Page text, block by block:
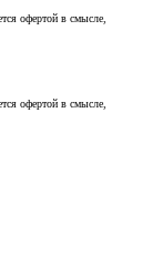
офертой в смысле,
офертой в смысле,